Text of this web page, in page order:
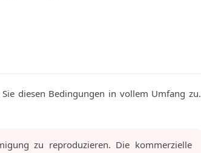
diesen Bedingungen in vollem Umfang zu.
zu reproduzieren. Die kommerzielle